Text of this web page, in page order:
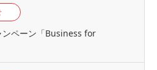
ンペーン「Business for